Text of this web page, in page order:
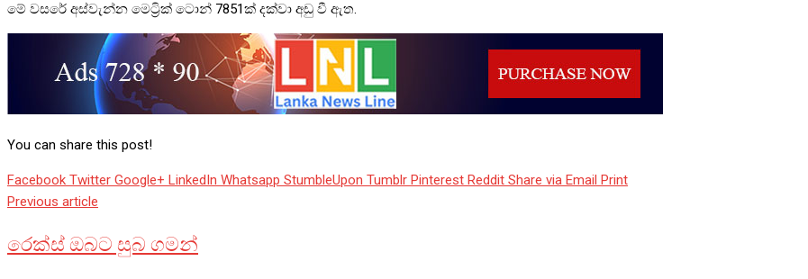
මේ වසරේ අස්වැන්න මෙට්‍රික් ටොන් 7851ක් දක්වා අඩු වී ඇත.
You can share this post!
Facebook Twitter Google+ LinkedIn Whatsapp StumbleUpon Tumblr Pinterest Reddit Share via Email Print
Previous article
රෙක්ස් ඔබට සුබ ගමන්